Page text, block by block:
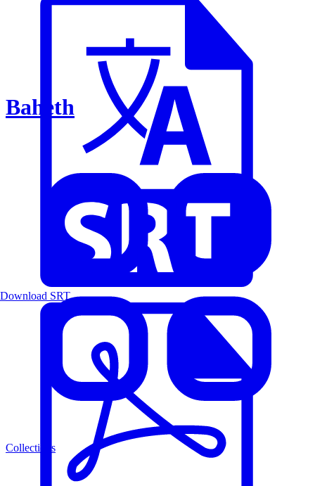
Baheth
Collections
Download SRT